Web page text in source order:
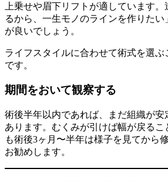
上乗せや眉下リフトが適しています
るから、一生モノのラインを作りた
が良いでしょう。
ライフスタイルに合わせて術式を選
です。
期間をおいて観察する
術後半年以内であれば、まだ組織が
あります。むくみが引けば幅が戻る
も術後3ヶ月〜半年は様子を見てから
お勧めします。